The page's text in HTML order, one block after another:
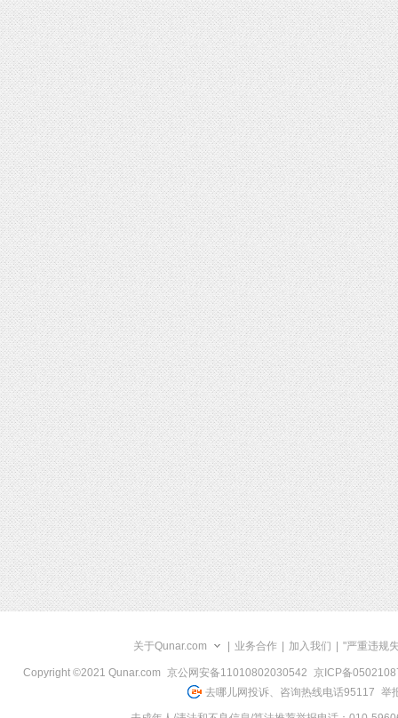
关于Qunar.com 业务合作 加入我们 "严重违规
Copyright ©2021 Qunar.com 京公网安备11010802030542 京ICP备
去哪儿网投诉、咨询热线电话95117 举